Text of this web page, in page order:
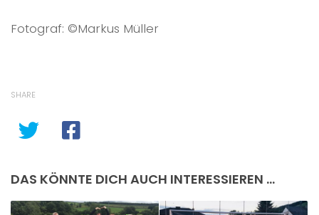
Fotograf: ©Markus Müller
SHARE
DAS KÖNNTE DICH AUCH INTERESSIEREN …